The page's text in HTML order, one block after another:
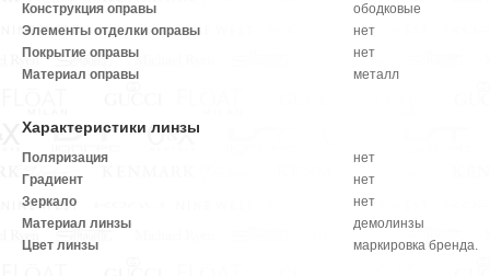
Конструкция оправы
ободковые
Элементы отделки оправы
нет
Покрытие оправы
нет
Материал оправы
металл
Характеристики линзы
Поляризация
нет
Градиент
нет
Зеркало
нет
Материал линзы
демолинзы
Цвет линзы
маркировка бренда.